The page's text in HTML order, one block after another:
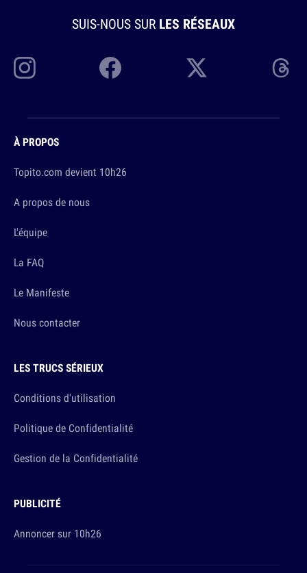
SUIS-NOUS SUR LES RÉSEAUX
À PROPOS
Topito.com devient 10h26
A propos de nous
L'équipe
La FAQ
Le Manifeste
Nous contacter
LES TRUCS SÉRIEUX
Conditions d'utilisation
Politique de Confidentialité
Gestion de la Confidentialité
PUBLICITÉ
Annoncer sur 10h26